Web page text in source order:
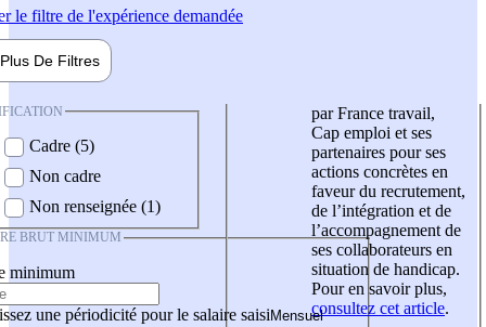
le filtre de l'expérience demandée
Plus De Filtres
Cadre (5)
Non cadre
Non renseignée (1)
BRUT MINIMUM
minimum
une périodicité pour le salaire saisi
par France travail,
Cap emploi et ses
partenaires pour ses
actions concrètes en
faveur du recrutement,
de l’intégration et de
l’accompagnement de
ses collaborateurs en
situation de handicap.
Pour en savoir plus,
consultez cet article.